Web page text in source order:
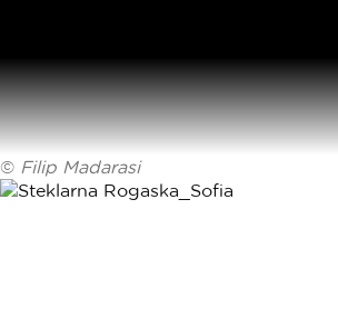
© Filip Madarasi